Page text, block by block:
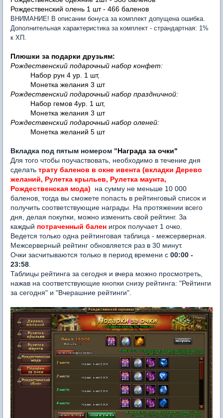
Рождественский олень 1 шт - 466 баленов
ВНИМАНИЕ! В описании бонуса за комплект допущена ошибка.
Дополнительная характеристика за комплект - страндартная: 1%
к ХП.
Плюшки за подарки друзьям:
Рождественский подарочный набор конфет:
Набор рун 4 ур. 1 шт,
Монетка желания 3 шт
Рождественский подарочный набор праздничной:
Набор гемов 4ур. 1 шт,
Монетка желания 3 шт
Рождественский подарочный набор оленей:
Монетка желаний 5 шт
Вкладка под пятым номером "Награда за очки"
Для того чтобы поучаствовать, необходимо в течение дня
сделать трату баленов в окне ивента (вкладки Дерево
желаний, Рулетка крыльев, Рулетка маунта,
Рождественская мода) на сумму не меньше 10 000
баленов, тогда вы сможете попасть в рейтинговый список и
получить соответствующие награды. На протяжении всего
дня, делая покупки, можно изменить свой рейтинг. За
каждый потраченный бален игрок получает 1 очко.
Ведется только одна рейтинговая таблица - межсерверная.
Межсерверный рейтинг обновляется раз в 30 минут.
Очки засчитываются только в период времени с 00:00 -
23:58.
Таблицы рейтинга за сегодня и вчера можно просмотреть,
нажав на соответствующие кнопки снизу рейтинга: "Рейтинги
за сегодня" и "Вчерашние рейтинги".